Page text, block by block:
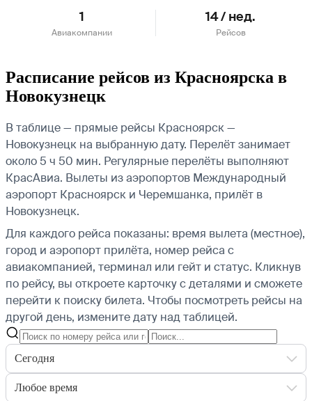
1
Авиакомпании
14 / нед.
Рейсов
Расписание рейсов из Красноярска в
Новокузнецк
В таблице — прямые рейсы Красноярск —
Новокузнецк на выбранную дату. Перелёт занимает
около 5 ч 50 мин. Регулярные перелёты выполняют
КрасАвиа. Вылеты из аэропортов Международный
аэропорт Красноярск и Черемшанка, прилёт в
Новокузнецк.
Для каждого рейса показаны: время вылета (местное),
город и аэропорт прилёта, номер рейса с
авиакомпанией, терминал или гейт и статус. Кликнув
по рейсу, вы откроете карточку с деталями и сможете
перейти к поиску билета. Чтобы посмотреть рейсы на
другой день, измените дату над таблицей.
Сегодня
Любое время